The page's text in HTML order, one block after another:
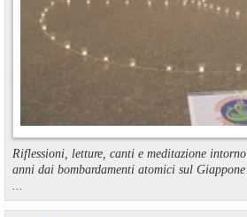
Riflessioni, letture, canti e meditazione
anni dai bombardamenti atomici sul